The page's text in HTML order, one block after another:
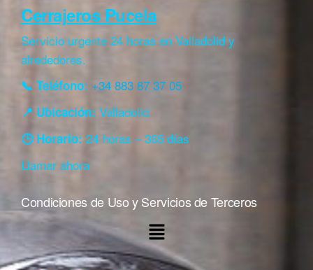
Cerrajeros Pucela
Servicio urgente 24 horas en Valladolid y
alrededores.
📞 Teléfono: +34 883 87 37 05
📍 Ubicación: Valladolid
🕒 Horario: 24 horas – 365 días
Llamar ahora
Condiciones de Uso y Servicios de Terceros